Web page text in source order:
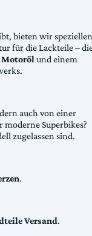
bieten wir speziellen
für die Lackteile –
Motorölund einem
auch von einer
moderne Superbikes?
zugelassen sind.
.
Versand.